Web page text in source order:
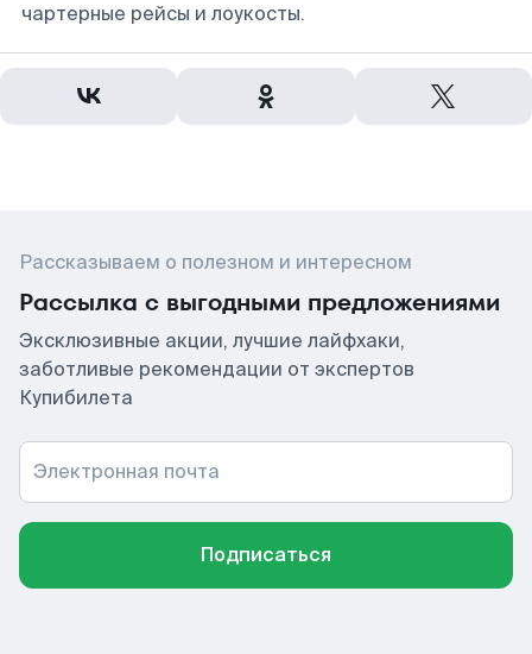
чартерные рейсы и лоукосты.
Рассказываем о полезном и интересном
Рассылка с выгодными предложениями
Эксклюзивные акции, лучшие лайфхаки,
заботливые рекомендации от экспертов
Купибилета
Электронная почта
Подписаться